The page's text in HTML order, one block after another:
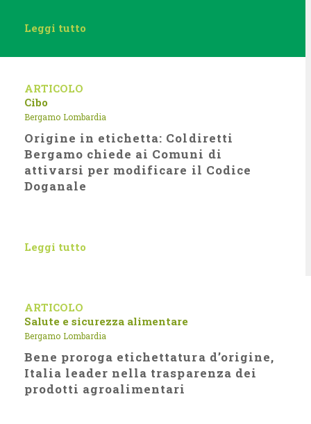
Leggi tutto
ARTICOLO
Cibo
Bergamo Lombardia
Origine in etichetta: Coldiretti
Bergamo chiede ai Comuni di
attivarsi per modificare il Codice
Doganale
Leggi tutto
ARTICOLO
Salute e sicurezza alimentare
Bergamo Lombardia
Bene proroga etichettatura d’origine,
Italia leader nella trasparenza dei
prodotti agroalimentari